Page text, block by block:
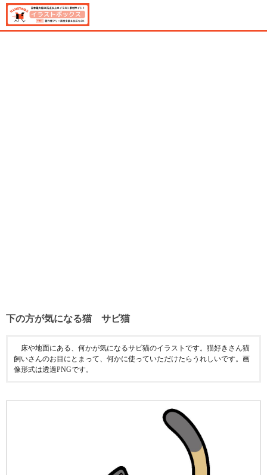
下の方が気になる猫 サビ猫
床や地面にある、何かが気になるサビ猫のイラストです。猫好きさん猫
飼いさんのお目にとまって、何かに使っていただけたらうれしいです。画
像形式は透過PNGです。